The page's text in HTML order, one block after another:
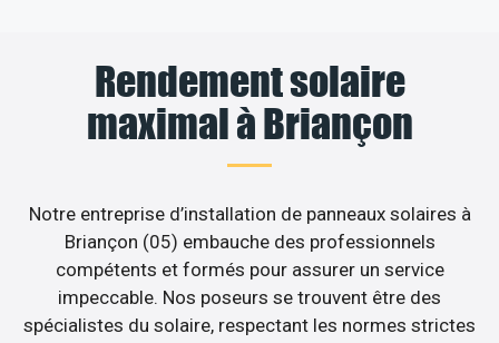
Rendement solaire
maximal à Briançon
Notre entreprise d’installation de panneaux solaires à
Briançon (05) embauche des professionnels
compétents et formés pour assurer un service
impeccable. Nos poseurs se trouvent être des
spécialistes du solaire, respectant les normes strictes